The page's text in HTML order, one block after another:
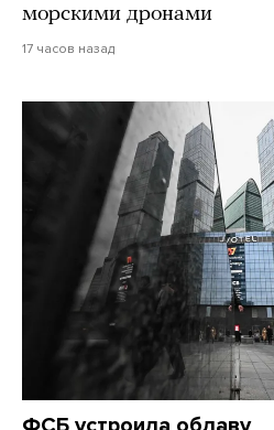
морскими дронами
17 часов назад